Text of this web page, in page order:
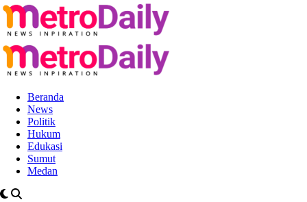
Beranda
News
Politik
Hukum
Edukasi
Sumut
Medan